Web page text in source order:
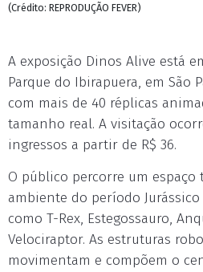
(Crédito: REPRODUÇÃO FEVER)
A exposição Dinos Alive está
Parque do Ibirapuera, em São
com mais de 40 réplicas
tamanho real. A visitação
ingressos a partir de R$ 36.
O público percorre um
ambiente do período
como T-Rex, Estegossauro,
Velociraptor. As estruturas
movimentam e compõem o